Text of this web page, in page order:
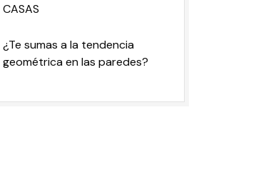
CASAS
¿Te sumas a la tendencia
geométrica en las paredes?